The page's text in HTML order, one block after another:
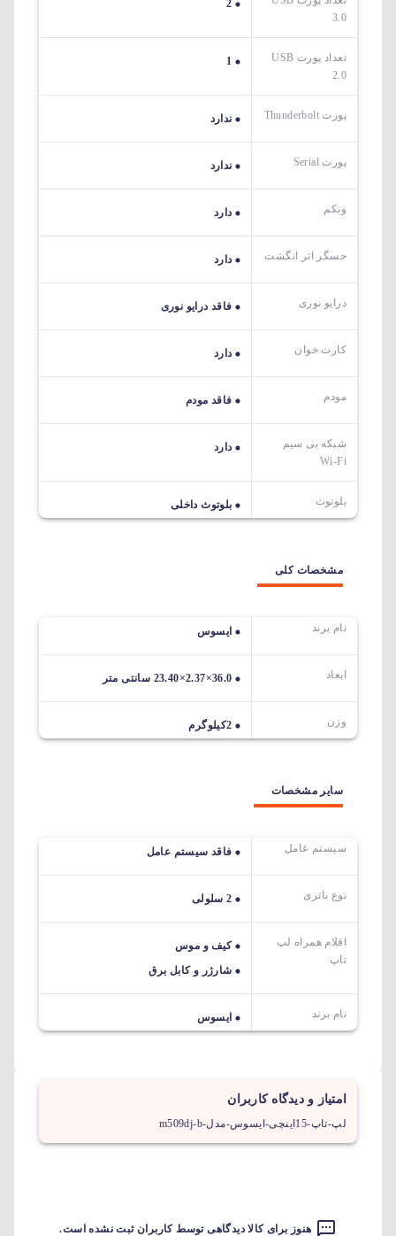
3.0
2
تعداد پورت USB
2.0
1
پورت Thunderbolt ندارد
پورت Serial ندارد
وبکم دارد
حسگر اثر انگشت دارد
درایو نوری فاقد درایو نوری
کارت خوان دارد
مودم فاقد مودم
شبکه بی سیم
Wi-Fi
دارد
بلوتوث بلوتوث داخلی
مشخصات کلی
نام برند ایسوس
ابعاد 36.0×2.37×23.40 سانتی متر
وزن 2کیلوگرم
سایر مشخصات
سیستم عامل فاقد سیستم عامل
نوع باتری 2 سلولی
اقلام همراه لپ
تاپ
کیف و موس
شارژر و کابل برق
نام برند ایسوس
امتیاز و دیدگاه کاربران
لپ-تاپ-15اینچی-ایسوس-مدل-m509dj-b
هنوز برای کالا دیدگاهی توسط کاربران ثبت نشده است.